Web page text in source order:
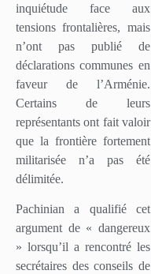
inquiétude face aux
tensions frontalières, mais
n’ont pas publié de
déclarations communes en
faveur de l’Arménie.
Certains de leurs
représentants ont fait valoir
que la frontière fortement
militarisée n’a pas été
délimitée.
Pachinian a qualifié cet
argument de « dangereux
» lorsqu’il a rencontré les
secrétaires des conseils de